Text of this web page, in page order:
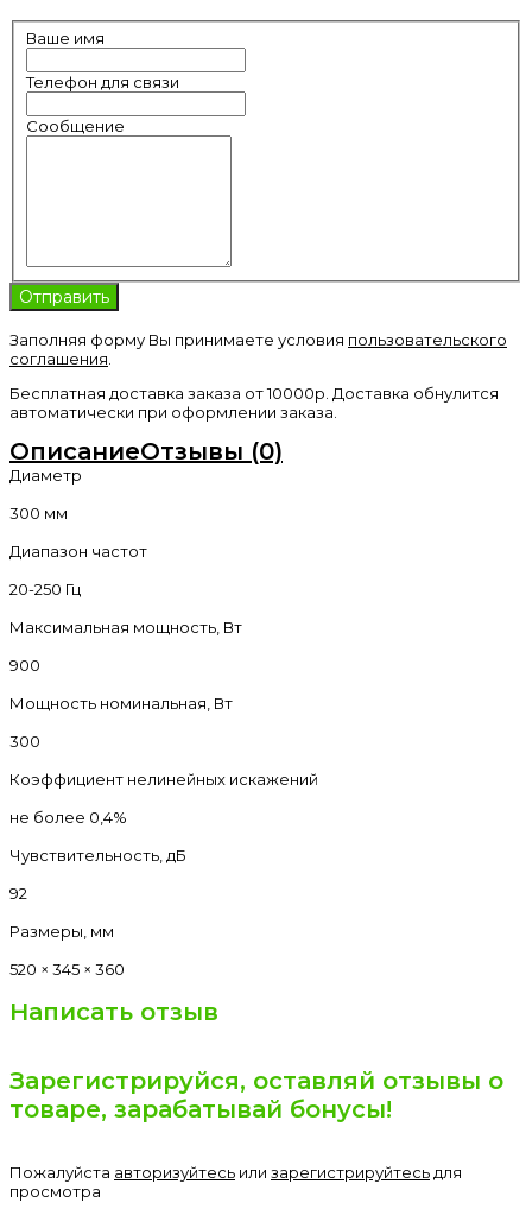
Ваше имя
Телефон для связи
Сообщение
Заполняя форму Вы принимаете условия пользовательского
соглашения
Бесплатная доставка заказа от 10000р. Доставка обнулится
автоматически при оформлении заказа.
ОписаниеОтзывы (0)
Диаметр
300 мм
Диапазон частот
20-250 Гц
Максимальная мощность, Вт
900
Мощность номинальная, Вт
300
Коэффициент нелинейных искажений
не более 0,4%
Чувствительность, дБ
92
Размеры, мм
520 × 345 × 360
Написать отзыв
Зарегистрируйся, оставляй отзывы о
товаре, зарабатывай бонусы!
Пожалуйста авторизуйтесь или зарегистрируйтесь для
просмотра